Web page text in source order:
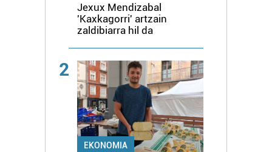
Jexux Mendizabal
'Kaxkagorri' artzain
zaldibiarra hil da
2
EKONOMIA